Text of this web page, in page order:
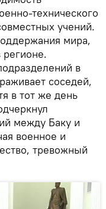
технического
учений.
мира,
регионе.
в
соседей,
в тот же день
между Баку и
военное и
тревожный